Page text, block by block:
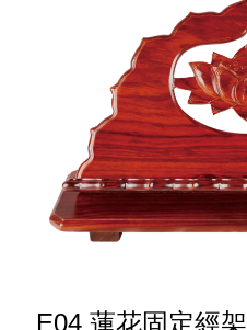
E04 蓮花固定經架